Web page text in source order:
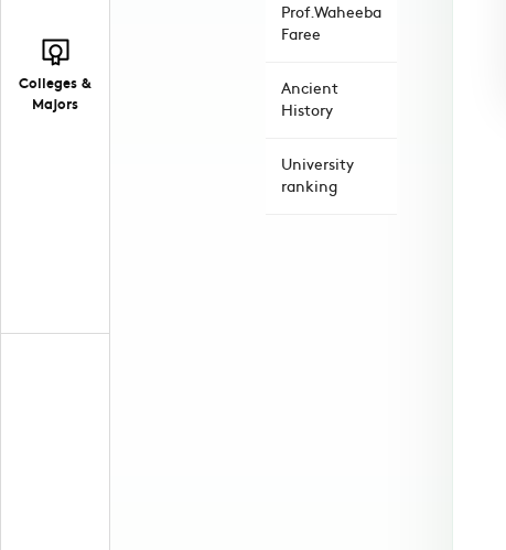
Colleges &
Majors
Prof.Waheeba
Faree
Ancient
History
University
ranking